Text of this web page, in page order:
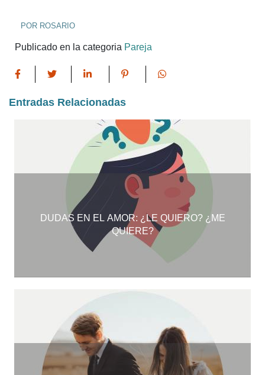
POR ROSARIO
Publicado en la categoria Pareja
Entradas Relacionadas
DUDAS EN EL AMOR: ¿LE QUIERO? ¿ME
QUIERE?